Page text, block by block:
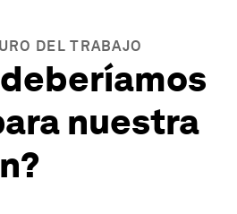
DEL TRABAJO
nuestra